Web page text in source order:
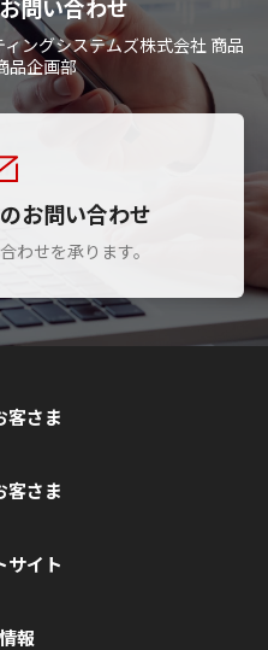
問い合わせ
ングシステムズ株式会社 商品
品企画部
お問い合わせ
わせを承ります。
客さま
客さま
サイト
報